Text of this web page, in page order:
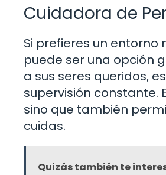
Cuidadora de
Si prefieres un
puede ser una opción
a sus seres queridos,
supervisión constante.
sino que también
cuidas.
Quizás también te